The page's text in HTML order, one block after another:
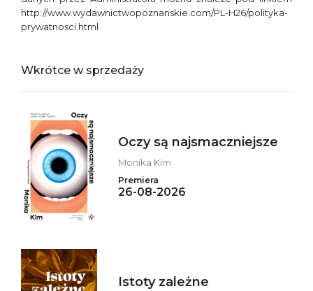
http://www.wydawnictwopoznanskie.com/PL-H26/polityka-
prywatnosci.html
Wkrótce w sprzedaży
Oczy są najsmaczniejsze
Monika Kim
Premiera
26-08-2026
Istoty zależne